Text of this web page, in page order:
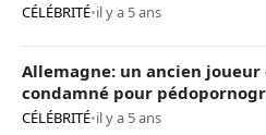
CÉLÉBRITÉ•il y a 5 ans
Allemagne: un ancien joueur
condamné pour
CÉLÉBRITÉ•il y a 5 ans